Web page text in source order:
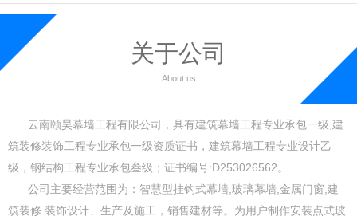
关于公司
About us
云南颐昊幕墙工程有限公司，具有建筑幕墙工程专业承包一级,建
筑装修装饰工程专业承包一级资质证书，建筑幕墙工程专业设计乙
级，钢结构工程专业承包叁级；证书编号:D253026562。
公司主要经营范围为：智慧型挂钩式幕墙,玻璃幕墙,金属门窗,建
筑装修 装饰设计、生产及施工，销售建材等。为用户制作安装点式玻